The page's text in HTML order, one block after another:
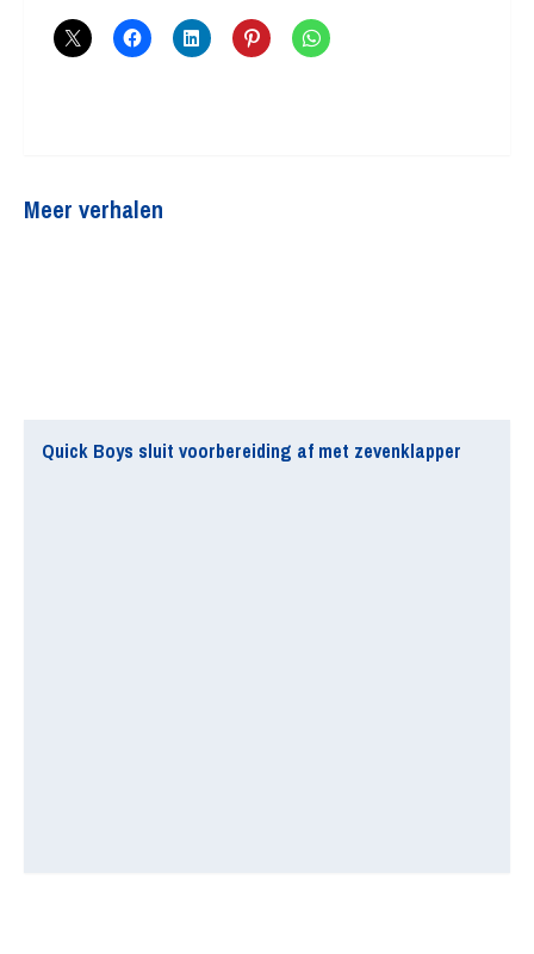
Meer verhalen
Quick Boys sluit voorbereiding af met zevenklapper